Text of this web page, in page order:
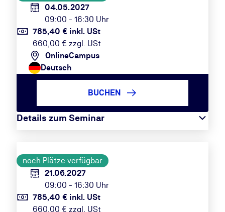
04.05.2027
09:00 - 16:30 Uhr
785,40 € inkl. USt
660,00 € zzgl. USt
OnlineCampus
Deutsch
Details zum Seminar
BUCHEN
noch Plätze verfügbar
21.06.2027
09:00 - 16:30 Uhr
785,40 € inkl. USt
660,00 € zzgl. USt